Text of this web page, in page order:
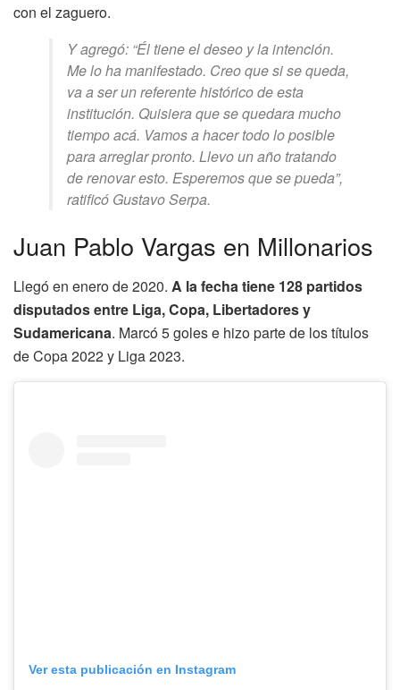
con el zaguero.
Y agregó: “Él tiene el deseo y la intención.
Me lo ha manifestado. Creo que si se queda,
va a ser un referente histórico de esta
institución. Quisiera que se quedara mucho
tiempo acá. Vamos a hacer todo lo posible
para arreglar pronto. Llevo un año tratando
de renovar esto. Esperemos que se pueda”,
ratificó Gustavo Serpa.
Juan Pablo Vargas en Millonarios
Llegó en enero de 2020. A la fecha tiene 128 partidos
disputados entre Liga, Copa, Libertadores y
Sudamericana. Marcó 5 goles e hizo parte de los títulos
de Copa 2022 y Liga 2023.
Ver esta publicación en Instagram